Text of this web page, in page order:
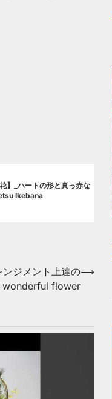
】_ハートの形と真っ赤な
Ikebana
ジメント上達の
wonderful flower
⟶